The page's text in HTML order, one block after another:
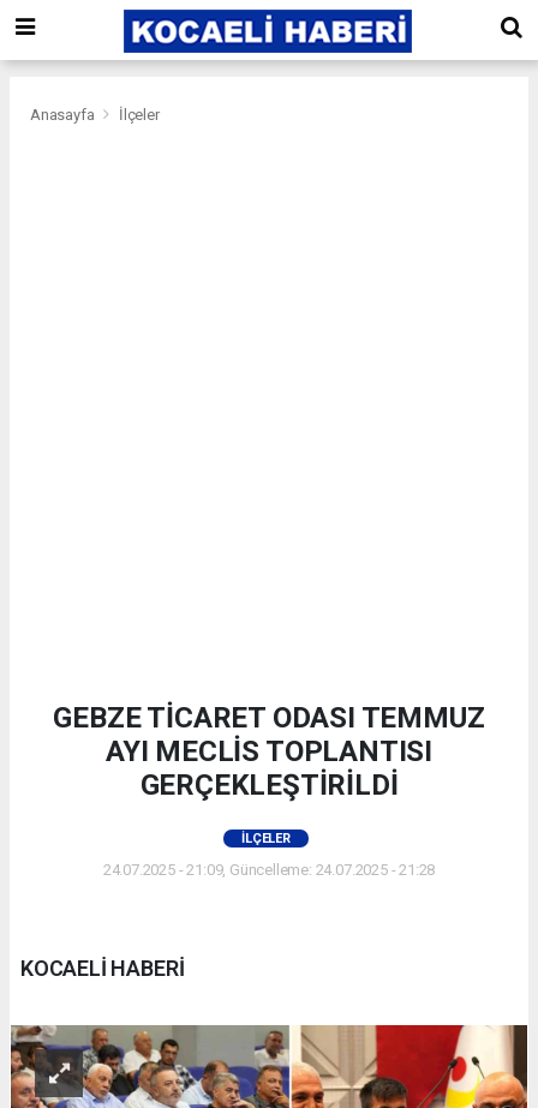
Anasayfa İlçeler
GEBZE TİCARET ODASI TEMMUZ
AYI MECLİS TOPLANTISI
GERÇEKLEŞTİRİLDİ
İLÇELER
24.07.2025 - 21:09, Güncelleme: 24.07.2025 - 21:28
KOCAELİ HABERİ